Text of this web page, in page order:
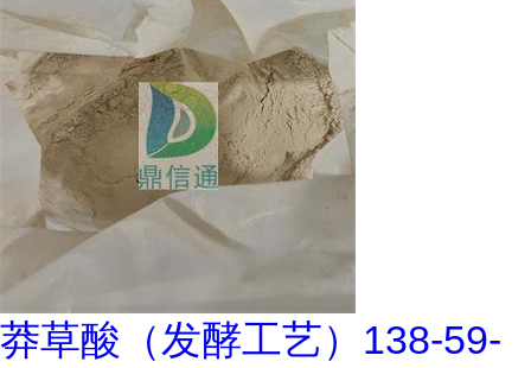
莽草酸（发酵工艺）138-59-